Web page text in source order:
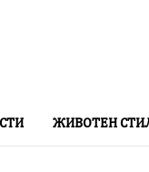
ЖИВОТЕН